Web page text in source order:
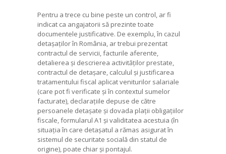
Pentru a trece cu bine peste un control, ar fi
indicat ca angajatorii să prezinte toate
documentele justificative. De exemplu, în cazul
detașaților în România, ar trebui prezentat
contractul de servicii, facturile aferente,
detalierea și descrierea activităților prestate,
contractul de detașare, calculul și justificarea
tratamentului fiscal aplicat veniturilor salariale
(care pot fi verificate și în contextul sumelor
facturate), declarațiile depuse de către
persoanele detașate și dovada plații obligațiilor
fiscale, formularul A1 și validitatea acestuia (în
situația în care detașatul a rămas asigurat în
sistemul de securitate socială din statul de
origine), poate chiar și pontajul.